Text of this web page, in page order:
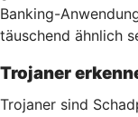
Banking-
täuschend ähnlich
Trojaner
Trojaner sind